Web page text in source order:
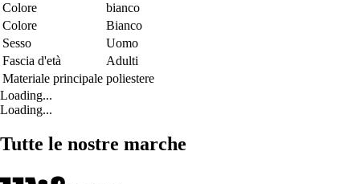
Colore
bianco
Colore
Bianco
Sesso
Uomo
Fascia d'età
Adulti
Materiale principale poliestere
Loading...
Loading...
Tutte le nostre marche